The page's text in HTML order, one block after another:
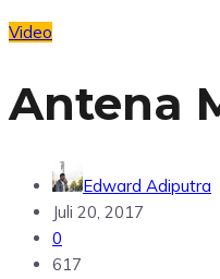
Video
Antena
Edward Adiputra
Juli 20, 2017
0
617